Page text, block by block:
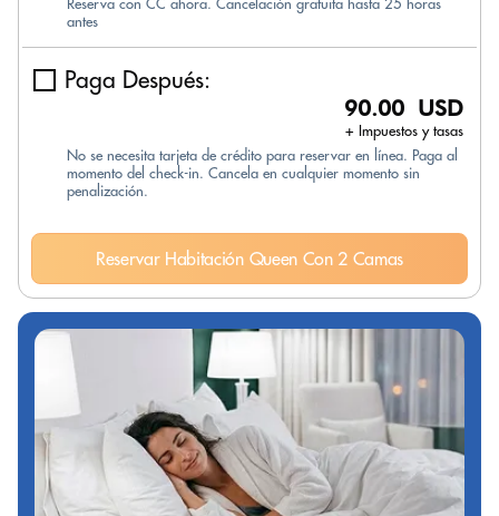
antes
Paga Después:
90.00 USD
+ Impuestos y tasas
No se necesita tarjeta de crédito para reservar en línea. Paga al
momento del check-in. Cancela en cualquier momento sin
penalización.
Reservar Habitación Queen Con 2 Camas